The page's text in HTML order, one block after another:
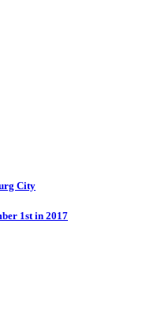
City
1st in 2017